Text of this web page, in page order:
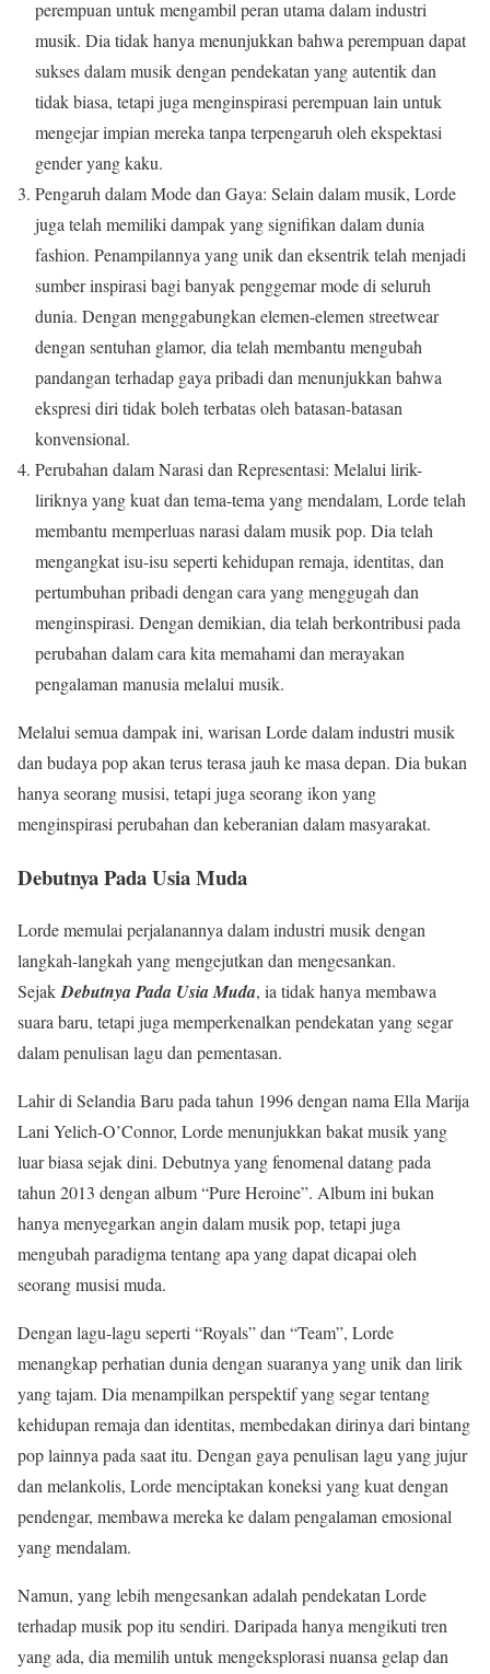
perempuan untuk mengambil peran utama dalam industri
musik. Dia tidak hanya menunjukkan bahwa perempuan dapat
sukses dalam musik dengan pendekatan yang autentik dan
tidak biasa, tetapi juga menginspirasi perempuan lain untuk
mengejar impian mereka tanpa terpengaruh oleh ekspektasi
gender yang kaku.
Pengaruh dalam Mode dan Gaya: Selain dalam musik, Lorde
juga telah memiliki dampak yang signifikan dalam dunia
fashion. Penampilannya yang unik dan eksentrik telah menjadi
sumber inspirasi bagi banyak penggemar mode di seluruh
dunia. Dengan menggabungkan elemen-elemen streetwear
dengan sentuhan glamor, dia telah membantu mengubah
pandangan terhadap gaya pribadi dan menunjukkan bahwa
ekspresi diri tidak boleh terbatas oleh batasan-batasan
konvensional.
Perubahan dalam Narasi dan Representasi: Melalui lirik-
liriknya yang kuat dan tema-tema yang mendalam, Lorde telah
membantu memperluas narasi dalam musik pop. Dia telah
mengangkat isu-isu seperti kehidupan remaja, identitas, dan
pertumbuhan pribadi dengan cara yang menggugah dan
menginspirasi. Dengan demikian, dia telah berkontribusi pada
perubahan dalam cara kita memahami dan merayakan
pengalaman manusia melalui musik.
Melalui semua dampak ini, warisan Lorde dalam industri musik
dan budaya pop akan terus terasa jauh ke masa depan. Dia bukan
hanya seorang musisi, tetapi juga seorang ikon yang
menginspirasi perubahan dan keberanian dalam masyarakat.
Debutnya Pada Usia Muda
Lorde memulai perjalanannya dalam industri musik dengan
langkah-langkah yang mengejutkan dan mengesankan.
SejakDebutnya Pada Usia Muda, ia tidak hanya membawa
suara baru, tetapi juga memperkenalkan pendekatan yang segar
dalam penulisan lagu dan pementasan.
Lahir di Selandia Baru pada tahun 1996 dengan nama Ella Marija
Lani Yelich-O’Connor, Lorde menunjukkan bakat musik yang
luar biasa sejak dini. Debutnya yang fenomenal datang pada
tahun 2013 dengan album “Pure Heroine”. Album ini bukan
hanya menyegarkan angin dalam musik pop, tetapi juga
mengubah paradigma tentang apa yang dapat dicapai oleh
seorang musisi muda.
Dengan lagu-lagu seperti “Royals” dan “Team”, Lorde
menangkap perhatian dunia dengan suaranya yang unik dan lirik
yang tajam. Dia menampilkan perspektif yang segar tentang
kehidupan remaja dan identitas, membedakan dirinya dari bintang
pop lainnya pada saat itu. Dengan gaya penulisan lagu yang jujur
dan melankolis, Lorde menciptakan koneksi yang kuat dengan
pendengar, membawa mereka ke dalam pengalaman emosional
yang mendalam.
Namun, yang lebih mengesankan adalah pendekatan Lorde
terhadap musik pop itu sendiri. Daripada hanya mengikuti tren
yang ada, dia memilih untuk mengeksplorasi nuansa gelap dan